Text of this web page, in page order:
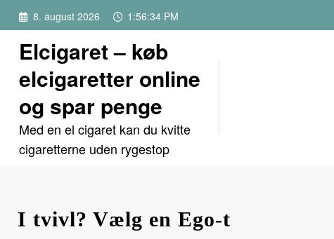
Videre
indhold
8. august 2026 1:56:35 PM
Elcigaret – køb
elcigaretter online
og spar penge
Med en el cigaret kan du kvitte
cigaretterne uden rygestop
I tvivl? Vælg en Ego-t